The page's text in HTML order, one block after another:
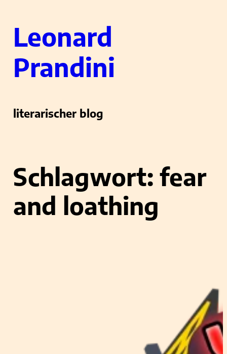
Inhalt
springen
Leonard
Prandini
literarischer blog
Schlagwort: fear
and loathing